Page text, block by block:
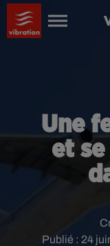
Une
et
Publié : 24